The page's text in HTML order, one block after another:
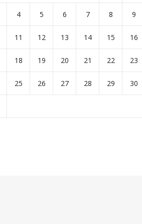
4 5 6 7 8 9
11 12 13 14 15 16
18 19 20 21 22 23
25 26 27 28 29 30